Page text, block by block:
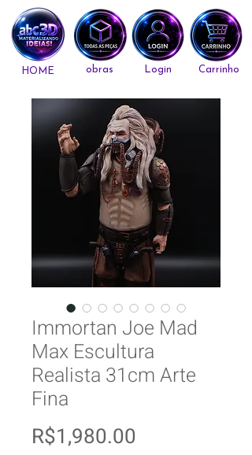
HOME obras Login Carrinho
Immortan Joe Mad
Max Escultura
Realista 31cm Arte
Fina
R$1,980.00